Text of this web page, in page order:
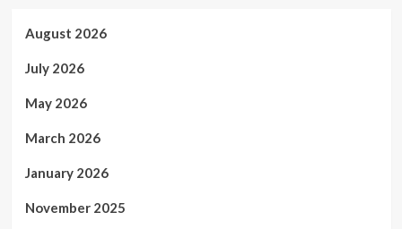
August 2026
July 2026
May 2026
March 2026
January 2026
November 2025